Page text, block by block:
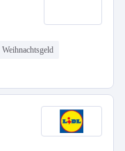
Weihnachtsgeld